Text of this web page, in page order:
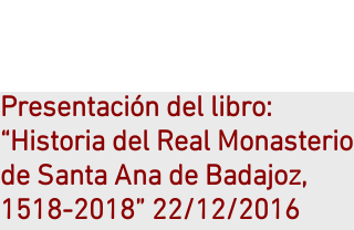
Presentación del libro:
“Historia del Real Monasterio
de Santa Ana de Badajoz,
1518-2018” 22/12/2016